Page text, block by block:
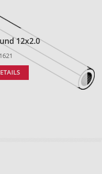
12x2.0